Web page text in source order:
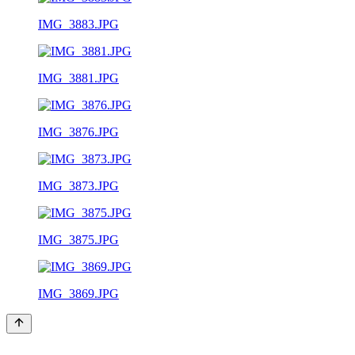
IMG_3883.JPG
IMG_3881.JPG
IMG_3876.JPG
IMG_3873.JPG
IMG_3875.JPG
IMG_3869.JPG